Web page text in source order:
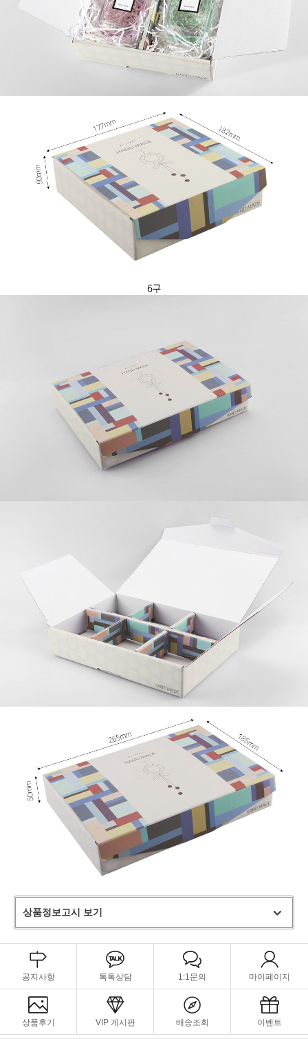
상품정보고시 보기
공지사항 톡톡상담 1:1문의 마이페이지
상품후기 VIP 게시판 배송조회 이벤트